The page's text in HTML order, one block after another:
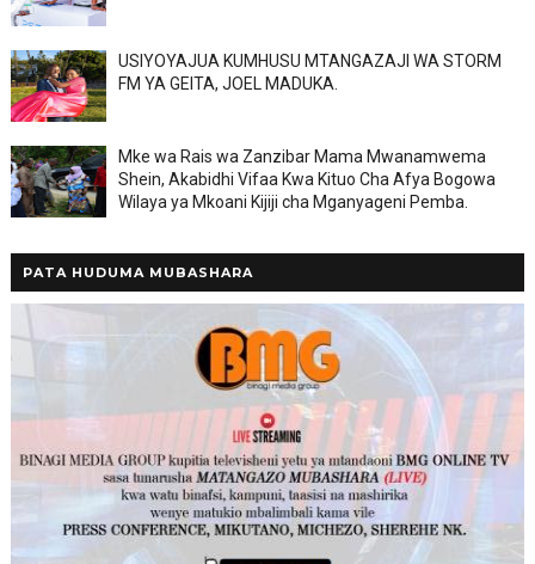
USIYOYAJUA KUMHUSU MTANGAZAJI WA STORM
FM YA GEITA, JOEL MADUKA.
Mke wa Rais wa Zanzibar Mama Mwanamwema
Shein, Akabidhi Vifaa Kwa Kituo Cha Afya Bogowa
Wilaya ya Mkoani Kijiji cha Mganyageni Pemba.
PATA HUDUMA MUBASHARA